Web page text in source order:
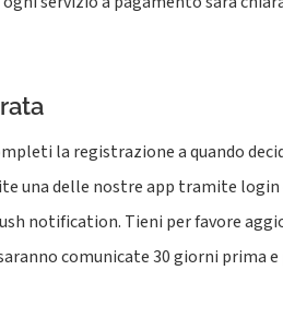
la registrazione a quando
una delle nostre app tramite login
notification. Tieni per favore
comunicate 30 giorni prima e